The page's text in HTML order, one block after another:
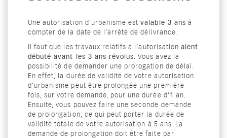
Une autorisation d’urbanisme estvalable 3 ans à
compter de la date de l’arrêté de délivrance.
Il faut que les travaux relatifs à l’autorisationaient
débuté avant les 3 ans révolus. Vous avez la
possibilité de demander une prorogation de délai.
En effet, la durée de validité de votre autorisation
d’urbanisme peut être prolongée une première
fois, sur votre demande, pour une durée d’1 an.
Ensuite, vous pouvez faire une seconde demande
de prolongation, ce qui peut porter la durée de
validité totale de votre autorisation à 5 ans. La
demande de prolongation doit être faite par